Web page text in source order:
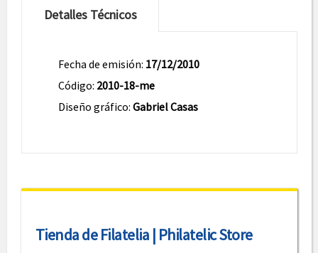
Detalles Técnicos
Fecha de emisión: 17/12/2010
Código: 2010-18-me
Diseño gráfico: Gabriel Casas
Tienda de Filatelia | Philatelic Store